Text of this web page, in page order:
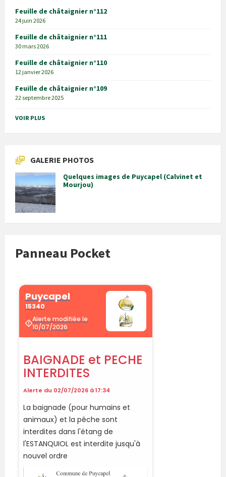
Feuille de châtaignier n°112
24 juin 2026
Feuille de châtaignier n°111
30 mars 2026
Feuille de châtaignier n°110
12 janvier 2026
Feuille de châtaignier n°109
22 septembre 2025
VOIR PLUS
GALERIE PHOTOS
Quelques images de Puycapel (Calvinet et
Mourjou)
Panneau Pocket